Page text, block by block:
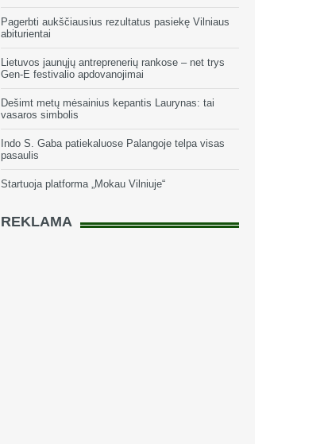
Pagerbti aukščiausius rezultatus pasiekę Vilniaus
abiturientai
Lietuvos jaunųjų antreprenerių rankose – net trys
Gen-E festivalio apdovanojimai
Dešimt metų mėsainius kepantis Laurynas: tai
vasaros simbolis
Indo S. Gaba patiekaluose Palangoje telpa visas
pasaulis
Startuoja platforma „Mokau Vilniuje“
REKLAMA